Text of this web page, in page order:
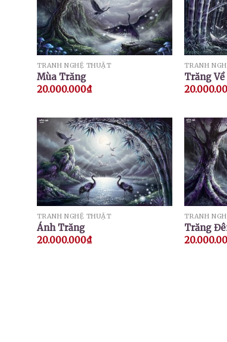
TRANH NGHỆ THUẬT
Mùa Trăng
20.000.000₫
TRANH
Trăng Về
TRANH NGHỆ THUẬT
Ánh Trăng
20.000.000₫
TRANH
Trăng